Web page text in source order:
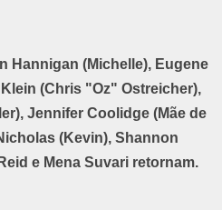
Hannigan (Michelle), Eugene
(Chris "Oz" Ostreicher),
Jennifer Coolidge (Mãe de
(Kevin), Shannon
e Mena Suvari retornam.